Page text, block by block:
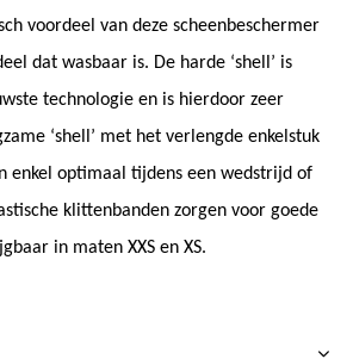
voordeel van deze scheenbeschermer
dat wasbaar is. De harde ‘shell’ is
technologie en is hierdoor zeer
‘shell’ met het verlengde enkelstuk
enkel optimaal tijdens een wedstrijd of
klittenbanden zorgen voor goede
in maten XXS en XS.